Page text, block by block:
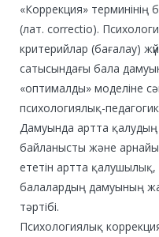
«Коррекция» терминінің
(лат. correctio).
критерийлар (бағалау)
сатысындағы бала
«оптималды» моделіне
психологиялық-
Дамуында артта қалудың
байланысты және арнайы
ететін артта
балалардың дамуының
тәртібі.
Психологиялық